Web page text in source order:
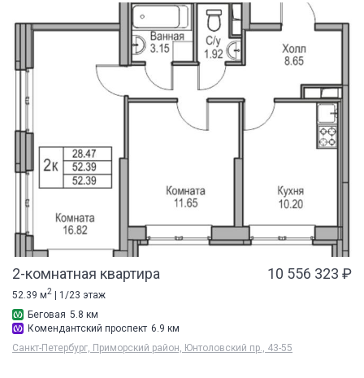
2-комнатная квартира 10 556 323 ₽
52.39 м2
| 1/23 этаж
Беговая 5.8 км
Комендантский проспект 6.9 км
Санкт-Петербург, Приморский район, Юнтоловский пр., 43-55